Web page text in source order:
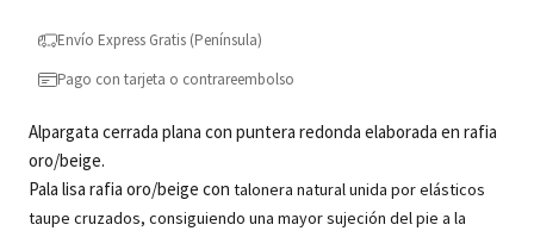
Envío Express Gratis (Península)
Pago con tarjeta o contrareembolso
Alpargata cerrada plana con puntera redonda elaborada en rafia
oro/beige.
Pala lisa rafia oro/beige con talonera natural unida por elásticos
taupe cruzados, consiguiendo una mayor sujeción del pie a la